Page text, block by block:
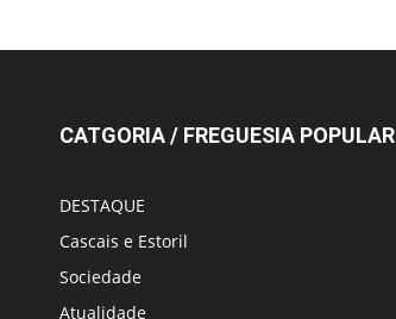
CATGORIA / FREGUESIA POPULAR
DESTAQUE
Cascais e Estoril
Sociedade
Atualidade